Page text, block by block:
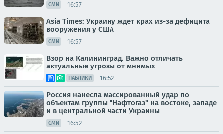
СМИ 16:57
Asia Times: Украину ждет крах из-за дефицита
вооружения у США
СМИ 16:57
Взор на Калининград. Важно отличать
актуальные угрозы от мнимых
ПАБЛИКИ 16:52
Россия нанесла массированный удар по
объектам группы "Нафтогаз" на востоке, западе
и в центральной части Украины
СМИ 16:52